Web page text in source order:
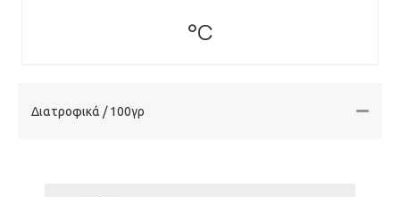
°C
Διατροφικά / 100γρ